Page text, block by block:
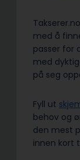
med å
passer for
med
på seg
Fyll ut
behov og
den mest
innen kort